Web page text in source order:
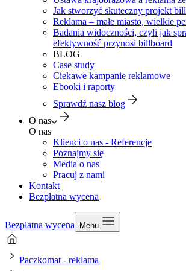
Jak stworzyć skuteczny projekt
Reklama – małe miasto, wielkie
Badania widoczności, czyli jak
efektywność przynosi billboard
BLOG
Case study
Ciekawe kampanie reklamowe
Ebooki i raporty
Sprawdź nasz blog
O nas
O nas
Klienci o nas - Referencje
Poznajmy się
Media o nas
Pracuj z nami
Kontakt
Bezpłatna wycena
Bezpłatna wycena Menu
Paczkomat - reklama